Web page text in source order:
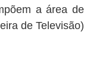
a área de
de Televisão)